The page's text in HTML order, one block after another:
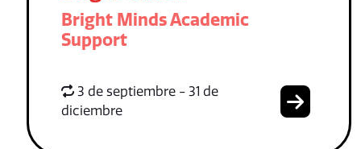
Bright Minds Academic
Support
3 de septiembre - 31 de
diciembre